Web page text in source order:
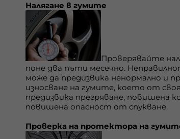
Налягане в гумите
Проверявайте
поне два пъти месечно.
може да предизвика ненормално и
износване на гумите, което от
предизвика прегряване, повишена
повишена опасност от спукване.
Проверка на протектора на